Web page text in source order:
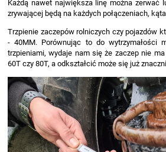
Każdą nawet największa linę można zerwać
zrywającej będą na każdych połączeniach,
Trzpienie zaczepów rolniczych czy pojazdów
- 40MM. Porównując to do wytrzymałości
trzpieniami, wydaje nam się że zaczep nie
60T czy 80T, a odkształcić może się już